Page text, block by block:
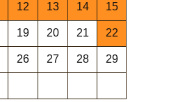
12 13 14 15
19 20 21 22
26 27 28 29